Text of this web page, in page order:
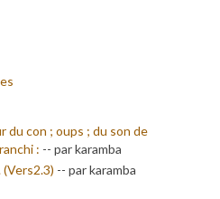
du con ; oups ; du son de
: -- par karamba
(Vers2.3) -- par karamba